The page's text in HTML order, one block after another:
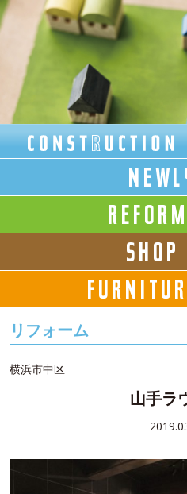
REFORM
SHOP
リフォーム
横浜市中区
山手ラ